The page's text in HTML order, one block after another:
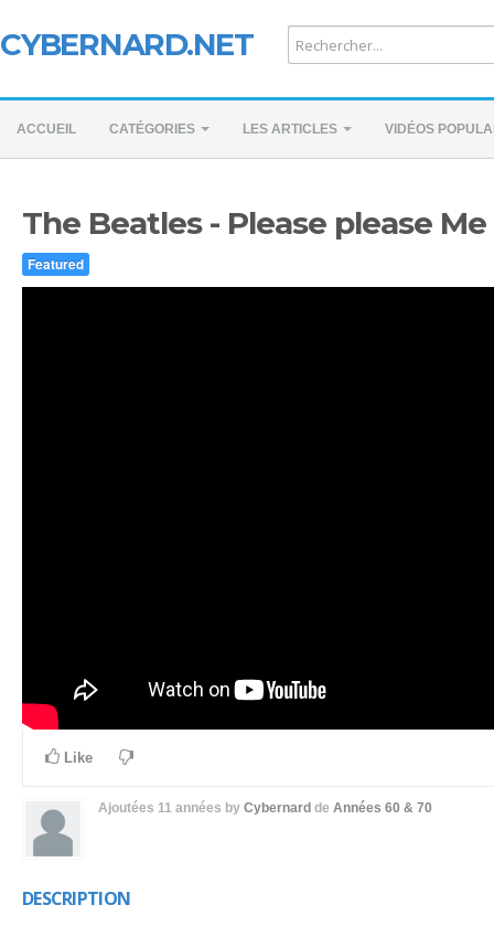
CYBERNARD.NET
ACCUEIL CATÉGORIES LES ARTICLES VIDÉOS
The Beatles - Please please Me
Featured
Like
Ajoutées 11 années by Cybernard de Années 60 & 70
DESCRIPTION